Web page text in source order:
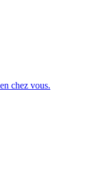
chez vous.